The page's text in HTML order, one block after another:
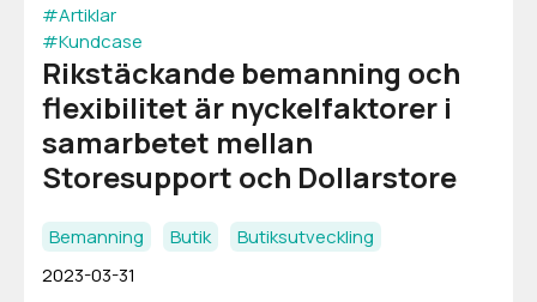
#Artiklar
#Kundcase
Rikstäckande bemanning och
flexibilitet är nyckelfaktorer i
samarbetet mellan
Storesupport och Dollarstore
Bemanning Butik
Butiksutveckling
2023-03-31